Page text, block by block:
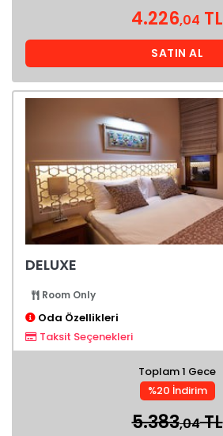
4.226,04 TL
SATIN AL
DELUXE
Room Only
Oda Özellikleri
Taksit Seçenekleri
Toplam 1 Gece
%20 İndirim
5.383,04TL